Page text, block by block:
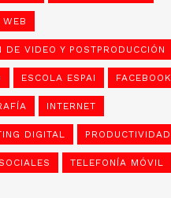
WEB
DE VIDEO Y POSTPRODUCCIÓN
ESCOLA ESPAI FACEBOOK
INTERNET
DIGITAL PRODUCTIVIDAD
TELEFONÍA MÓVIL